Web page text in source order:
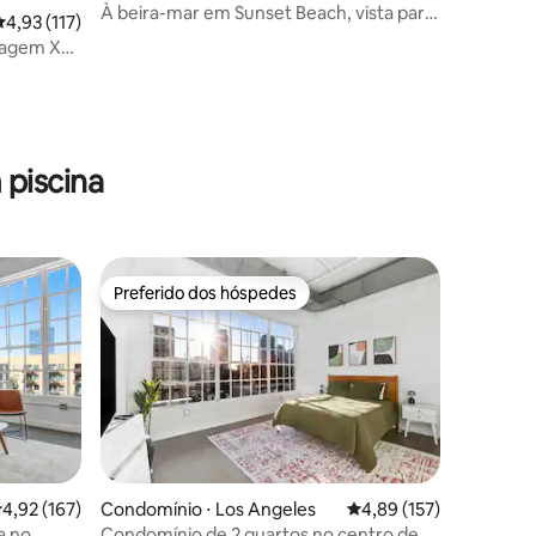
de uma avaliação média de 5, 117 avaliações
4,93 (117)
XL |
ach
À beira-mar em Sunset Beach, vista para
de uma avaliação média de 5, 167 avaliações
4,92 (167)
Preferido dos hóspedes
Preferido dos hóspedes
Condomínio ⋅ Los Angeles 4,89 de uma avaliação
4,89 (157)